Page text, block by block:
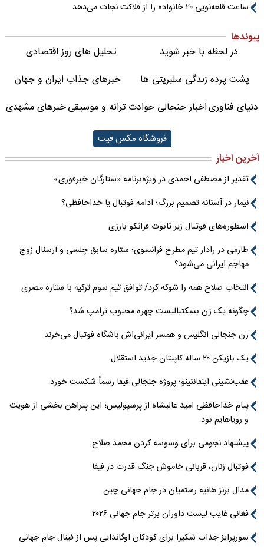
ساعت قلعه‌نویی ۲۰ خانواده را از فلاکت نجات می‌دهد
پیوندها
در لحظه با خبر شوید
تحلیل های روز اقتصادی
پشت پرده زندگی سلبریتی ها
خبرهای جذاب ایران و جهان
دنیای فناوریاخبار جنجالی حوادثترانه و موسیقیخبرهای مشهدی
فروشگاه مکس فیت
آخرین اخبار
تقدیر از مصطفی احمدی در ویژه‌برنامه «ستارگان خبرفوری»
نیمار در آستانه تصمیم بزرگ؛ ادامه فوتبال یا خداحافظی؟
اسطوره‌های فوتبال زیر تابوت فرانکو بارزی
طارمی در رادار تیم مطرح فرانسوی؛ ستاره سابق چلسی و آرسنال زوج
مهاجم ایرانی می‌شود؟
انتخاب صلاح همه را شوکه کرد/ توافق تیم سوم ترکیه با ستاره مصری
چگونه یک زن بسکتبالیست چهره محبوب ترامپ شد؟
زن جنجالی انگلیس و همسر ایرانی‌اش باشگاه فوتبال می‌خرند
یک بازیکن ۲۰ ساله کاپیتان جدید استقلال
عقب‌نشینی اینفانتینو؛ پروژه جنجالی فیفا رسماً شکست خورد
پیام خداحافظی امید عالیشاه از پرسپولیس؛ این پیراهن بخشی از هویت
و رویاهایم بود
پیشنهاد نجومی برای وسوسه کردن محمد صلاح
فوتبال زنان، قربانی خاموش جنگ قدرت در فیفا
مدال برنز هانیه رستمیان در جام جهانی چین
فغانی غایب لیست داوران برتر جام جهانی ۲۰۲۶
سورپرایز جذاب شکیرا برای کودکان اوگاندایی پس از فینال جام جهانی